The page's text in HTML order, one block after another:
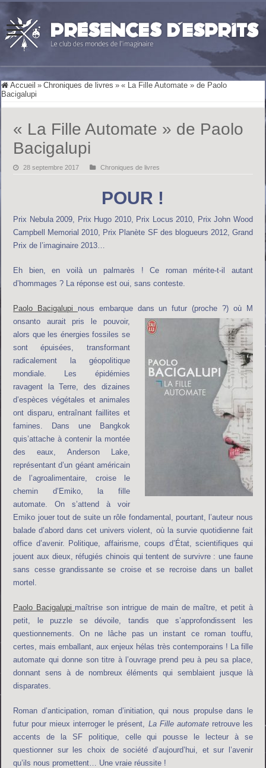
Accueil » Chroniques de livres » « La Fille Automate » de Paolo
Bacigalupi
« La Fille Automate » de Paolo
Bacigalupi
28 septembre 2017 Chroniques de livres
POUR !
Prix Nebula 2009, Prix Hugo 2010, Prix Locus 2010, Prix John Wood
Campbell Memorial 2010, Prix Planète SF des blogueurs 2012, Grand
Prix de l’imaginaire 2013…
Eh bien, en voilà un palmarès ! Ce roman mérite-t-il autant
d’hommages ? La réponse est oui, sans conteste.
Paolo Bacigalupi nous embarque dans un futur (proche ?) où M
onsanto aurait pris le pouvoir,
alors que les énergies fossiles se
sont épuisées, transformant
radicalement la géopolitique
mondiale. Les épidémies
ravagent la Terre, des dizaines
d’espèces végétales et animales
ont disparu, entraînant faillites et
famines. Dans une Bangkok
quis’attache à contenir la montée
des eaux, Anderson Lake,
représentant d’un géant américain
de l’agroalimentaire, croise le
chemin d’Emiko, la fille
automate. On s’attend à voir
Emiko jouer tout de suite un rôle fondamental, pourtant, l’auteur nous
balade d’abord dans cet univers violent, où la survie quotidienne fait
office d’avenir. Politique, affairisme, coups d’État, scientifiques qui
jouent aux dieux, réfugiés chinois qui tentent de survivre : une faune
sans cesse grandissante se croise et se recroise dans un ballet
mortel.
Paolo Bacigalupi maîtrise son intrigue de main de maître, et petit à
petit, le puzzle se dévoile, tandis que s’approfondissent les
questionnements. On ne lâche pas un instant ce roman touffu,
certes, mais emballant, aux enjeux hélas très contemporains ! La fille
automate qui donne son titre à l’ouvrage prend peu à peu sa place,
donnant sens à de nombreux éléments qui semblaient jusque là
disparates.
Roman d’anticipation, roman d’initiation, qui nous propulse dans le
futur pour mieux interroger le présent, La Fille automateretrouve les
accents de la SF politique, celle qui pousse le lecteur à se
questionner sur les choix de société d’aujourd’hui, et sur l’avenir
qu’ils nous promettent… Une vraie réussite !